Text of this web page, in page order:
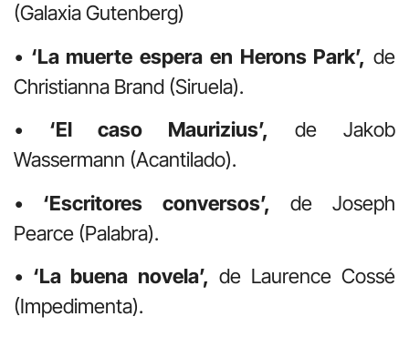
(Galaxia Gutenberg)
• ‘La muerte espera en Herons Park’, de
Christianna Brand (Siruela).
• ‘El caso Maurizius’, de Jakob
Wassermann (Acantilado).
• ‘Escritores conversos’, de Joseph
Pearce (Palabra).
• ‘La buena novela’, de Laurence Cossé
(Impedimenta).